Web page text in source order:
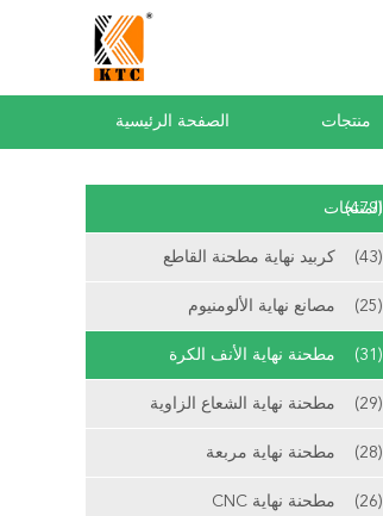
الصفحة الرئيسية منتجات
المنتجات(479)
كربيد نهاية مطحنة القاطع (43)
مصانع نهاية الألومنيوم (25)
مطحنة نهاية الأنف الكرة (31)
مطحنة نهاية الشعاع الزاوية (29)
مطحنة نهاية مربعة (28)
مطحنة نهاية CNC (26)